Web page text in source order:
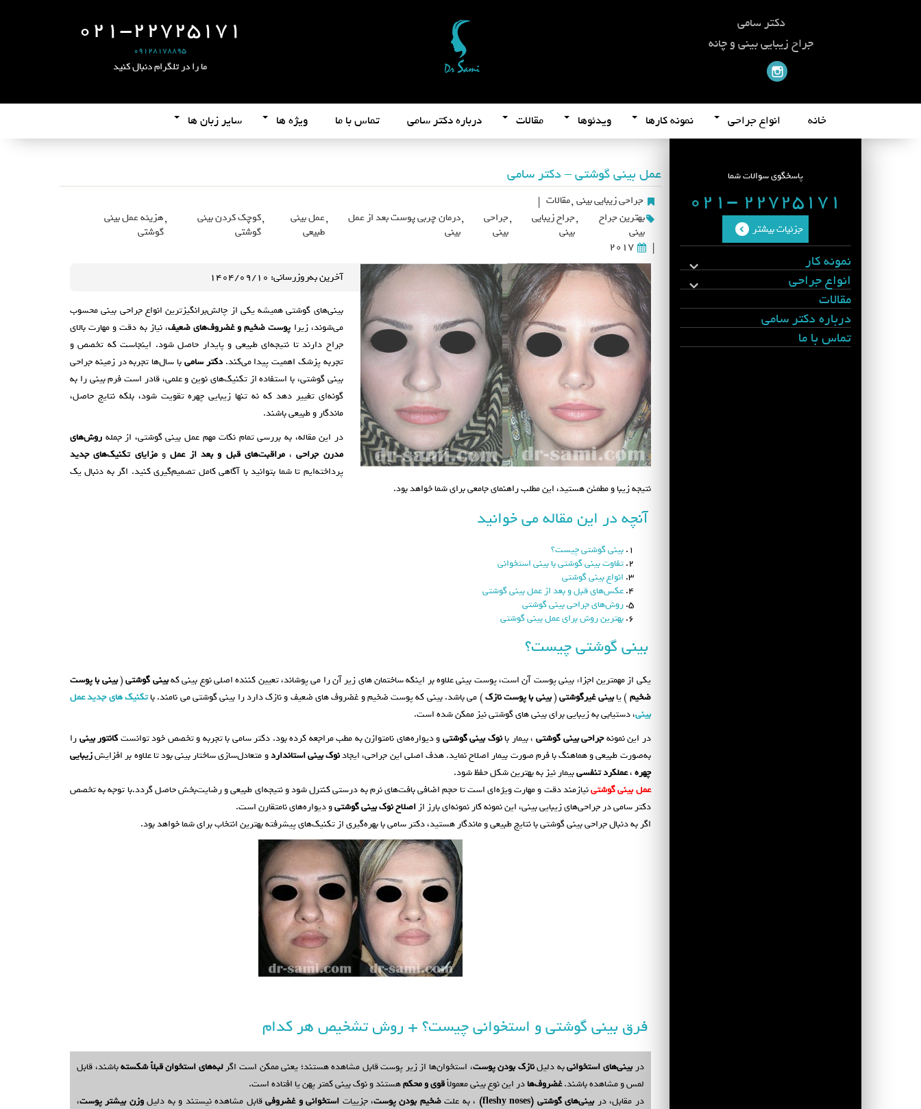
021-22725171
09128178895
ما را در تلگرام دنبال کنید
دکتر سامی
جراح زیبایی بینی و چانه
خانه انواع جراحی نمونه کارها ویدئوها مقالات درباره دکتر سامی تماس با ما ویژه ها سایر زبان ها
عمل بینی گوشتی – دکتر سامی
جراحی زیبایی بینی ,مقالات |
بهترین جراح
بینی
,جراح زیبایی
بینی
,جراحی
بینی
,درمان چربی پوست بعد از عمل
بینی
,عمل بینی
طبیعی
,کوچک کردن بینی
گوشتی
,هزینه عمل بینی
گوشتی
|
2017
آخرین به‌روزرسانی: ۱۴۰۴/۰۹/۱۰
بینی‌های گوشتی همیشه یکی از چالش‌برانگیزترین انواع جراحی بینی محسوب
می‌شوند، زیرا پوست ضخیم و غضروف‌های ضعیف، نیاز به دقت و مهارت بالای
جراح دارند تا نتیجه‌ای طبیعی و پایدار حاصل شود. اینجاست که تخصص و
تجربه پزشک اهمیت پیدا می‌کند.دکتر سامیبا سال‌ها تجربه در زمینه جراحی
بینی گوشتی، با استفاده از تکنیک‌های نوین و علمی، قادر است فرم بینی را به
گونه‌ای تغییر دهد که نه تنها زیبایی چهره تقویت شود، بلکه نتایج حاصل،
ماندگار و طبیعی باشند.
در این مقاله، به بررسی تمام نکات مهم عمل بینی گوشتی، از جمله روش‌های
مدرن جراحی،مراقبت‌های قبل و بعد از عملومزایای تکنیک‌های جدید
پرداخته‌ایم تا شما بتوانید با آگاهی کامل تصمیم‌گیری کنید. اگر به دنبال یک
نتیجه زیبا و مطمئن هستید، این مطلب راهنمای جامعی برای شما خواهد بود.
آنچه در این مقاله می خوانید
بینی گوشتی چیست؟
تفاوت بینی گوشتی با بینی استخوانی
انواع بینی گوشتی
عکس‌های قبل و بعد از عمل بینی گوشتی
روش‌های جراحی بینی گوشتی
بهترین روش برای عمل بینی گوشتی
بینی گوشتی چیست؟
یکی از مهمترین اجزاء بینی پوست آن است، پوست بینی علاوه بر اینکه ساختمان های زیر آن را می پوشاند، تعیین کننده اصلی نوع بینی کهبینی گوشتی(بینی با پوست
ضخیم) یابینی غیرگوشتی(بینی با پوست نازک) می باشد. بینی که پوست ضخیم و غضروف های ضعیف و نازک دارد را بینی گوشتی می نامند. باتکنیک های جدید عمل
بینی، دستیابی به زیبایی برای بینی های گوشتی نیز ممکن شده است.
در این نمونهجراحی بینی گوشتی ، بیمار بانوک بینی گوشتیو دیواره‌های نامتوازن به مطب مراجعه کرده بود. دکتر سامی با تجربه و تخصص خود توانستکانتور بینیرا
به‌صورت طبیعی و هماهنگ با فرم صورت بیمار اصلاح نماید. هدف اصلی این جراحی، ایجادنوک بینی استانداردو متعادل‌سازی ساختار بینی بود تا علاوه بر افزایشزیبایی
چهره،عملکرد تنفسیبیمار نیز به بهترین شکل حفظ شود.
عمل بینی گوشتینیازمند دقت و مهارت ویژه‌ای است تا حجم اضافی بافت‌های نرم به‌ درستی کنترل شود و نتیجه‌ای طبیعی و رضایت‌بخش حاصل گردد.با توجه به تخصص
دکتر سامی در جراحی‌های زیبایی بینی، این نمونه کار نمونه‌ای بارز ازاصلاح نوک بینی گوشتیو دیواره‌های نامتقارن است.
اگر به دنبال جراحی بینی گوشتی با نتایج طبیعی و ماندگار هستید، دکتر سامی با بهره‌گیری از تکنیک‌های پیشرفته بهترین انتخاب برای شما خواهد بود.
فرق بینی گوشتی و استخوانی چیست؟ + روش تشخیص هر کدام
دربینی‌های استخوانیبه دلیلنازک بودن پوست، استخوان‌ها از زیر پوست قابل مشاهده هستند؛ یعنی ممکن است اگرلبه‌های استخوان قبلاً شکستهباشند، قابل
لمس و مشاهده باشند.غضروف‌هادر این نوع بینی معمولاًقوی و محکمهستند و نوک بینی کمتر پهن یا افتاده است.
در مقابل، دربینی‌های گوشتی (fleshy noses) ، به علتضخیم بودن پوست، جزییات استخوانی و غضروفیقابل مشاهده نیستند و به دلیلوزن بیشتر پوست،
پاسخگوی سوالات شما
22725171 -021
جزئیات بیشتر
نمونه کار
انواع جراحی
مقالات
درباره دکتر سامی
تماس با ما